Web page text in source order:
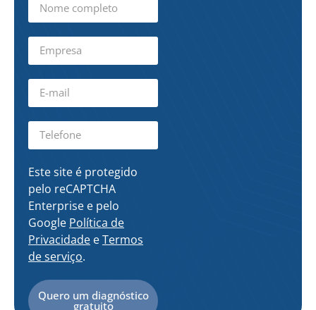
Este site é protegido
pelo reCAPTCHA
Enterprise e pelo
Google Política de
Privacidade eTermos
de serviço.
Quero um diagnóstico
gratuito